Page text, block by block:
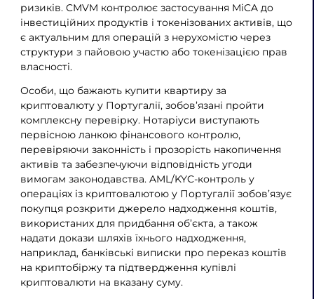
ризиків. CMVM контролює застосування MiCA до
інвестиційних продуктів і токенізованих активів, що
є актуальним для операцій з нерухомістю через
структури з пайовою участю або токенізацією прав
власності.
Особи, що бажають купити квартиру за
криптовалюту у Португалії, зобов’язані пройти
комплексну перевірку. Нотаріуси виступають
первісною ланкою фінансового контролю,
перевіряючи законність і прозорість накопичення
активів та забезпечуючи відповідність угоди
вимогам законодавства. AML/KYC-контроль у
операціях із криптовалютою у Португалії зобов’язує
покупця розкрити джерело надходження коштів,
використаних для придбання об’єкта, а також
надати докази шляхів їхнього надходження,
наприклад, банківські виписки про переказ коштів
на криптобіржу та підтвердження купівлі
криптовалюти на вказану суму.